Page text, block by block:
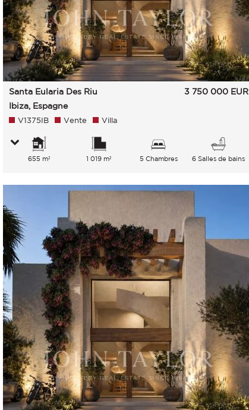
Santa Eularia Des Riu
Ibiza, Espagne
3 750 000 EUR
V1375IB Vente Villa
655 m² 1 019 m² 5 Chambres 6 Salles de bains